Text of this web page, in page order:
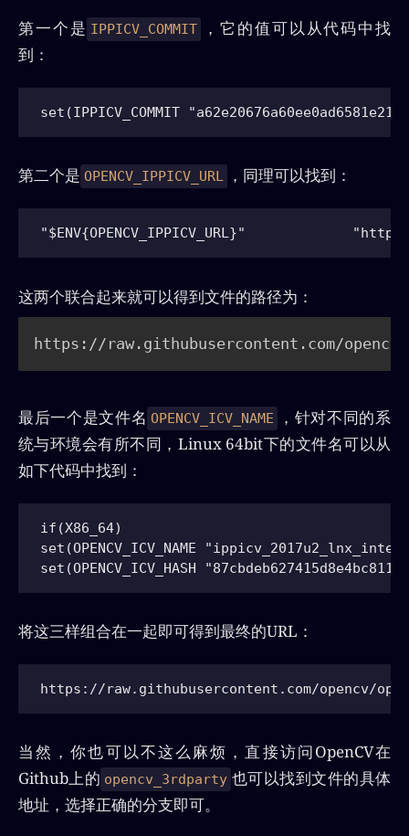
第一个是 IPPICV_COMMIT
，它的值可以从代码中找
到：
第二个是 OPENCV_IPPICV_URL ，同理可以找到：
这两个联合起来就可以得到文件的路径为：
最后一个是文件名 OPENCV_ICV_NAME
，针对不同的系
统与环境会有所不同，Linux 64bit下的文件名可以从
如下代码中找到：
if(X86_64)
set(OPENCV_ICV_NAME
将这三样组合在一起即可得到最终的URL：
当然，你也可以不这么麻烦，直接访问OpenCV在
Github上的 opencv_3rdparty 也可以找到文件的具体
地址，选择正确的分支即可。